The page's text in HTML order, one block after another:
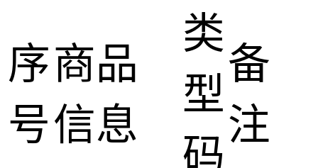
序
号
商品
信息
类
型
码
备
注